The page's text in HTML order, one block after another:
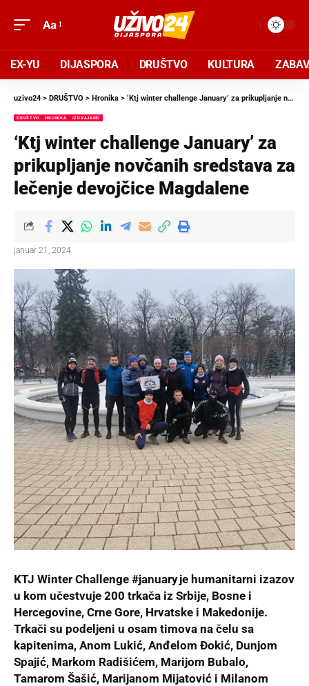
Aa
EX-YU DIJASPORA DRUŠTVO KULTURA
uzivo24 > DRUŠTVO > Hronika > ‘Ktj winter challenge January’ za prikupljanje novčanih sredstava za lečenje devojčice Magdalene
DRUŠTVO HRONIKA IZDVAJAMO
‘Ktj winter challenge January’ za
prikupljanje novčanih sredstava za
lečenje devojčice Magdalene
januar 21, 2024
KTJ Winter Challenge #january je humanitarni izazov
u kom učestvuje 200 trkača iz Srbije, Bosne i
Hercegovine, Crne Gore, Hrvatske i Makedonije.
Trkači su podeljeni u osam timova na čelu sa
kapitenima, Anom Lukić, Anđelom Đokić, Dunjom
Spajić, Markom Radišićem, Marijom Bubalo,
Tamarom Šašić, Marijanom Mijatović i Milanom